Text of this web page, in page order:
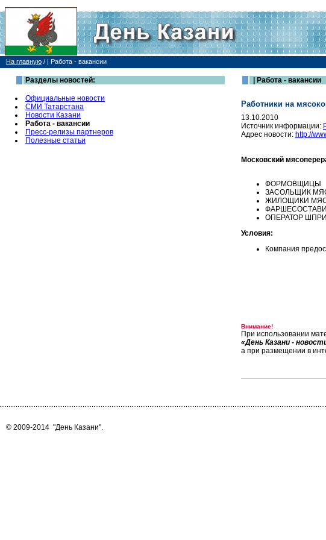
На главную / | Работа - вакансии
Разделы новостей:
Официальные новости
СМИ Татарстана
Новости Казани
Работа - вакансии
Пресс-релизы партнеров
Полезные статьи
| Работа - вакансии
Работники на
13.10.2010
Источник информации:
Адрес новости: http://
Московский
ФОРМОВЩИЦЫ
ЗАСОЛЬЩИК
ЖИЛОЩИКИ
ОПЕРАТОР
Условия:
Компания
Внимание!
При использовании
«День Казани -
а при размещении в
© 2009-2014 "День Казани".